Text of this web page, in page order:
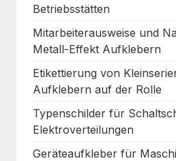
Betriebsstätten
Mitarbeiterausweise und
Metall-Effekt Aufklebern
Etikettierung von
Aufklebern auf der Rolle
Typenschilder für
Elektroverteilungen
Geräteaufkleber für